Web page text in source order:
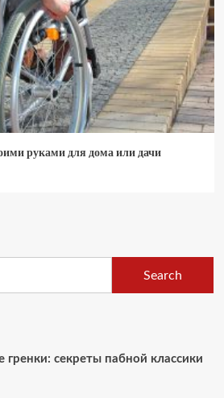
руками для дома или дачи
Search
гренки: секреты пабной классики